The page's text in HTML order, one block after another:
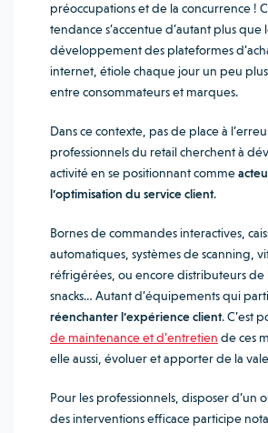
préoccupations et de la concurrence !
tendance s’accentue d’autant plus que
développement des plateformes
internet, étiole chaque jour un peu
entre consommateurs et marques.
Dans ce contexte, pas de place à
professionnels du retail cherchent à
activité en se positionnant comme
l’optimisation du service client.
Bornes de commandes interactives,
automatiques, systèmes de scanning,
réfrigérées, ou encore distributeurs de
snacks… Autant d’équipements qui
réenchanter l’expérience client. C’est
de maintenance et d’entretien de ces
elle aussi, évoluer et apporter de la
Pour les professionnels, disposer d’un
des interventions efficace participe